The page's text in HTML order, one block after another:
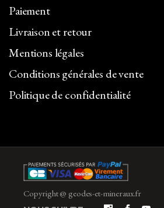
Paiement
Livraison et retour
Mentions légales
Conditions générales de vente
Politique de confidentialité
Copyright @ geodes-et-mineraux.fr